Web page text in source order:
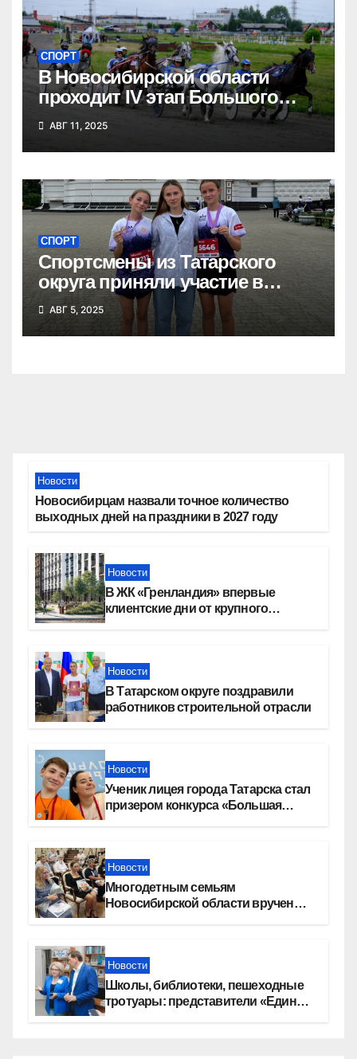
СПОРТ
В Новосибирской области
проходит IV этап Большого
Сибирского круга
АВГ 11, 2025
СПОРТ
Спортсмены из Татарского
округа приняли участие в
Сибирском марафоне
АВГ 5, 2025
Новости
Новосибирцам назвали точное количество
выходных дней на праздники в 2027 году
Новости
В ЖК «Гренландия» впервые
клиентские дни от крупного
Новости
В Татарском округе поздравили
работников строительной отрасли
Новости
Ученик лицея города Татарска стал
призером конкурса «Большая
Новости
Многодетным семьям
Новосибирской области вручены
Новости
Школы, библиотеки, пешеходные
тротуары: представители «Единой